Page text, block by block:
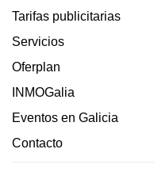
Tarifas publicitarias
Servicios
Oferplan
INMOGalia
Eventos en Galicia
Contacto